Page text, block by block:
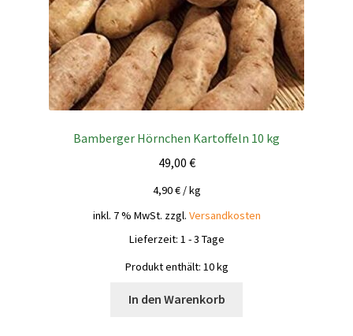
Bamberger Hörnchen Kartoffeln 10 kg
49,00 €
4,90€/kg
inkl. 7 % MwSt. zzgl. Versandkosten
Lieferzeit: 1 - 3 Tage
Produkt enthält: 10kg
In den Warenkorb